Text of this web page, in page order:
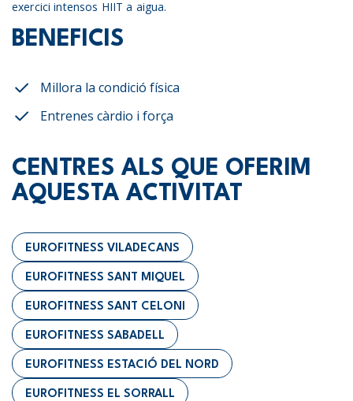
exercici intensos HIIT a aigua.
BENEFICIS
Millora la condició física
Entrenes càrdio i força
CENTRES ALS QUE OFERIM
AQUESTA ACTIVITAT
EUROFITNESS VILADECANS
EUROFITNESS SANT MIQUEL
EUROFITNESS SANT CELONI
EUROFITNESS SABADELL
EUROFITNESS ESTACIÓ DEL NORD
EUROFITNESS EL SORRALL